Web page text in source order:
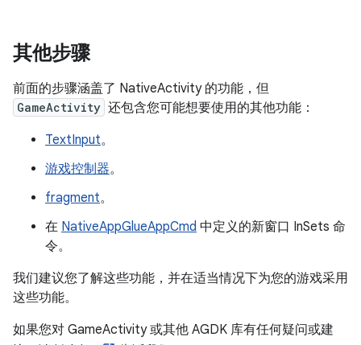
其他步骤
前面的步骤涵盖了 NativeActivity 的功能，但
GameActivity 还包含您可能想要使用的其他功能：
TextInput。
游戏控制器。
fragment。
在 NativeAppGlueAppCmd 中定义的新窗口 InSets 命
令。
我们建议您了解这些功能，并在适当情况下为您的游戏采用
这些功能。
如果您对 GameActivity 或其他 AGDK 库有任何疑问或建